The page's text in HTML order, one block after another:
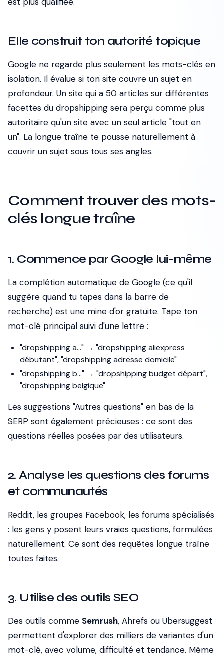
Elle construit ton autorité topique
Google ne regarde plus seulement les mots-clés en
isolation. Il évalue si ton site couvre un sujet en
profondeur. Un site qui a 50 articles sur différentes
facettes du dropshipping sera perçu comme plus
autoritaire qu'un site avec un seul article "tout en
un". La longue traîne te pousse naturellement à
couvrir un sujet sous tous ses angles.
Comment trouver des mots-
clés longue traîne
1. Commence par Google lui-même
La complétion automatique de Google (ce qu'il
suggère quand tu tapes dans la barre de
recherche) est une mine d'or gratuite. Tape ton
mot-clé principal suivi d'une lettre :
"dropshipping a..." → "dropshipping aliexpress
débutant", "dropshipping adresse domicile"
"dropshipping b..." → "dropshipping budget départ",
"dropshipping belgique"
Les suggestions "Autres questions" en bas de la
SERP sont également précieuses : ce sont des
questions réelles posées par des utilisateurs.
2. Analyse les questions des forums
et communautés
Reddit, les groupes Facebook, les forums spécialisés
: les gens y posent leurs vraies questions, formulées
naturellement. Ce sont des requêtes longue traîne
toutes faites.
3. Utilise des outils SEO
Des outils comme Semrush, Ahrefs ou Ubersuggest
permettent d'explorer des milliers de variantes d'un
mot-clé, avec volume, difficulté et tendance. Même